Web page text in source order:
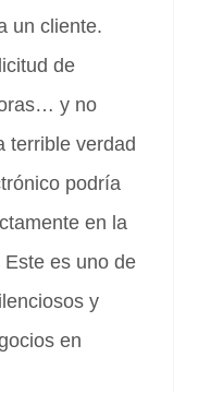
un cliente.
de
y no
terrible verdad
podría
en la
es uno de
y
en